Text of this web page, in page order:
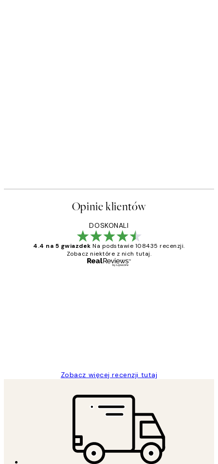
Opinie klientów
DOSKONALI
4.4 na 5 gwiazdek Na podstawie 108435 recenzji.
Zobacz niektóre z nich tutaj.
Zobacz więcej recenzji tutaj